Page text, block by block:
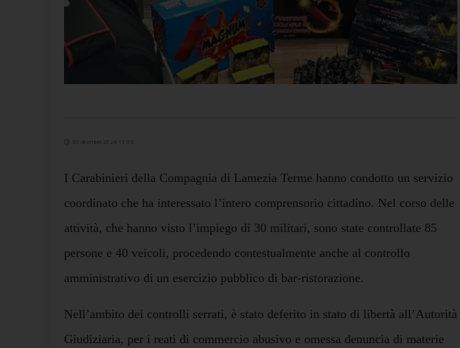
30 dicembre 2024 11:35
I Carabinieri della Compagnia di Lamezia Terme hanno condotto un servizio
coordinato che ha interessato l’intero comprensorio cittadino. Nel corso delle
attività, che hanno visto l’impiego di 30 militari, sono state controllate 85
persone e 40 veicoli, procedendo contestualmente anche al controllo
amministrativo di un esercizio pubblico di bar-ristorazione.
Nell’ambito dei controlli serrati, è stato deferito in stato di libertà all’Autorità
Giudiziaria, per i reati di commercio abusivo e omessa denuncia di materie